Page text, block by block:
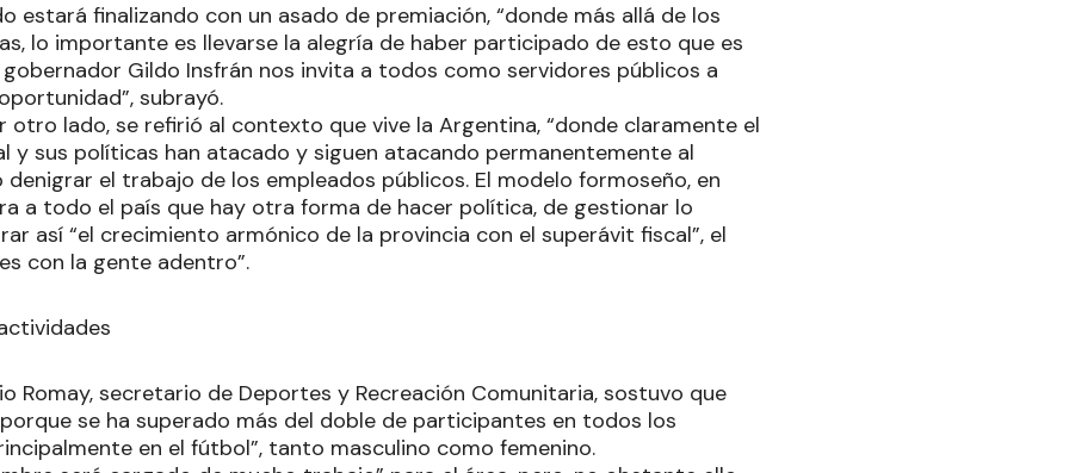
estará finalizando con un asado de premiación, “donde más allá de los
lo importante es llevarse la alegría de haber participado de esto que es
Gildo Insfrán nos invita a todos como servidores públicos a
subrayó.
otro lado, se refirió al contexto que vive la Argentina, “donde claramente el
y sus políticas han atacado y siguen atacando permanentemente al
el trabajo de los empleados públicos. El modelo formoseño, en
a todo el país que hay otra forma de hacer política, de gestionar lo
así “el crecimiento armónico de la provincia con el superávit fiscal”, el
con la gente adentro”.
Romay, secretario de Deportes y Recreación Comunitaria, sostuvo que
se ha superado más del doble de participantes en todos los
en el fútbol”, tanto masculino como femenino.